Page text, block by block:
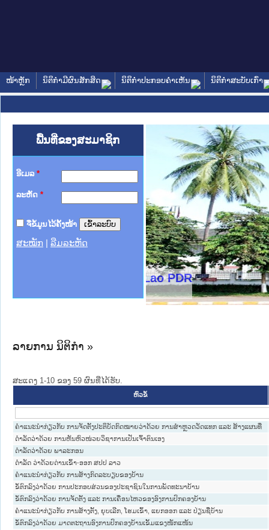
ໜ້າຫຼັກ ນິຕິກໍາມີຜົນສັກສິດ ນິຕິກໍາປະກອບຄໍາເຫັນ ນິຕິກໍາສະບັບເກົ່າ
ພື້ນທີ່ຂອງສະມາຊິກ
ອີເມລ *
ລະຫັດ *
ຈື່ຂໍ້ມູນໄວ້ຄັ້ງໜ້າ
ສະໝັກ ລືມລະຫັດ
າຊົນ ພາກເໜືອ
ການ
ກາງ
ໃຕ້
ຕຳຫຼວດປະຊາຊົນ
ສັນຕິບານປະຊາຊົນ
ກເໜືອ
າຊົນ ພາກກາງ
ລາຍການ ນິຕິກໍາ »
ສະແດງ 1-10 ຂອງ 59 ຜົນທີ່ໄດ້ຮັບ.
ຫົວຂໍ້
ຄຳແນະນຳກ່ຽວກັບ ການຈັດຕັ້ງປະຕິບັດກົດໝາຍວ່າດ້ວຍ ການສຳຫຼວດວັດແທກ ແລະ ສ້າງແຜນທີ່
ດຳລັດວ່າດ້ວຍ ການຫັນຫົວໜ່ວຍວິຊາການເປັນເຈົ້າຕົນເອງ
ດຳລັດວ່າດ້ວຍ ພາລະກອນ
ດຳລັດ ວ່າດ້ວຍດ່ານເຂົ້າ-ອອກ ສປປ ລາວ
ຄໍາແນະນໍາກ່ຽວກັບ ການສ້າງກົດລະບຽບຂອງບ້ານ
ຂໍ້ຕົກລົງວ່າດ້ວຍ ການປະກອບສ່ວນຂອງປະຊາຊົນໃນການພັດທະນາບ້ານ
ຂໍ້ຕົກລົງວ່າດ້ວຍ ການຈັດຕັ້ງ ແລະ ການເຄື່ອນໄຫວຂອງອົງການປົກຄອງບ້ານ
ຄໍາແນະນໍາກ່ຽວກັບ ການສ້າງຕັ້ງ, ຍຸບເລີກ, ໂຮມເຂົ້າ, ແຍກອອກ ແລະ ປ່ຽນຊື່ບ້ານ
ຂໍ້ຕົກລົງວ່າດ້ວຍ ມາດຕະຖານອົງການປົກຄອງບ້ານເຂັ້ມແຂງໜັກແໜ້ນ